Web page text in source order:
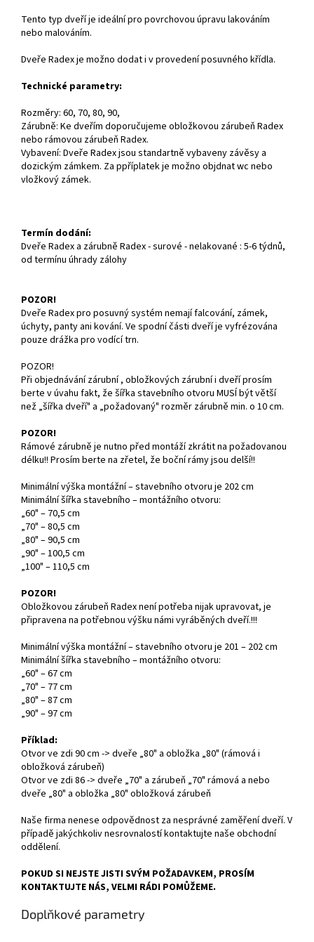
Tento typ dveří je ideální pro povrchovou úpravu lakováním
nebo malováním.
Dveře Radex je možno dodat i v provedení posuvného křídla.
Technické parametry:
Rozměry: 60, 70, 80, 90,
Zárubně: Ke dveřím doporučujeme obložkovou zárubeň Radex
nebo rámovou zárubeň Radex.
Vybavení: Dveře Radex jsou standartně vybaveny závěsy a
dozickým zámkem. Za ppříplatek je možno objdnat wc nebo
vložkový zámek.
Termín dodání:
Dveře Radex a zárubně Radex - surové - nelakované : 5-6 týdnů,
od termínu úhrady zálohy
POZOR!
Dveře Radex pro posuvný systém nemají falcování, zámek,
úchyty, panty ani kování. Ve spodní části dveří je vyfrézována
pouze drážka pro vodící trn.
POZOR!
Při objednávání zárubní , obložkových zárubní i dveří prosím
berte v úvahu fakt, že šířka stavebního otvoru MUSÍ být větší
než „šířka dveří" a „požadovaný" rozměr zárubně min. o 10 cm.
POZOR!
Rámové zárubně je nutno před montáží zkrátit na požadovanou
délku!! Prosím berte na zřetel, že boční rámy jsou delší!!
Minimální výška montážní – stavebního otvoru je 202 cm
Minimální šířka stavebního – montážního otvoru:
„60" – 70,5 cm
„70" – 80,5 cm
„80" – 90,5 cm
„90" – 100,5 cm
„100" – 110,5 cm
POZOR!
Obložkovou zárubeň Radex není potřeba nijak upravovat, je
připravena na potřebnou výšku námi vyráběných dveří.!!!
Minimální výška montážní – stavebního otvoru je 201 – 202 cm
Minimální šířka stavebního – montážního otvoru:
„60" – 67 cm
„70" – 77 cm
„80" – 87 cm
„90" – 97 cm
Příklad:
Otvor ve zdi 90 cm -> dveře „80" a obložka „80" (rámová i
obložková zárubeň)
Otvor ve zdi 86 -> dveře „70" a zárubeň „70" rámová a nebo
dveře „80" a obložka „80" obložková zárubeň
Naše firma nenese odpovědnost za nesprávné zaměření dveří. V
případě jakýchkoliv nesrovnalostí kontaktujte naše obchodní
oddělení.
POKUD SI NEJSTE JISTI SVÝM POŽADAVKEM, PROSÍM
KONTAKTUJTE NÁS, VELMI RÁDI POMŮŽEME.
Doplňkové parametry